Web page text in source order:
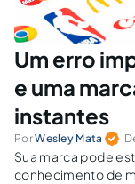
Um erro
e uma
instantes
PorWesley Mata
Sua marca pode
conhecimento de